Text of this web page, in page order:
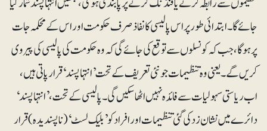
جائے گا۔ ابتدائی طور پر اس پالیسی کا نفاذ صرف حکومت اور اس کے محکمہ جات
پر ہوگا، جب کہ کونسلوں سے توقع کی جائے گی کہ وہ حکومت کی پالیسی کی پیروی
کریں گے۔ یعنی وہ تنظیمات جو نئی تعریف کے تحت ’انتہا پسند‘ قرار پاتی ہیں،
اب ریاستی سہولیات سے فائدہ نہیں اٹھا سکیں گی۔ پالیسی کے تحت، ’انتہا پسند‘
دائرے میں نشان زدکی گئی تنظیمات اور افراد کو ’بلیک لسٹ‘ (ناپسندیدہ) قرار